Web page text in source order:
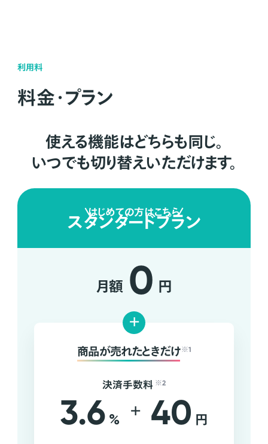
利用料
料金・プラン
使える機能はどちらも同じ。
いつでも切り替えいただけます。
はじめての方はこちら
スタンダードプラン
月額 0 円
+
商品が売れたときだけ ※1
決済手数料 ※2
3.6 % + 40 円